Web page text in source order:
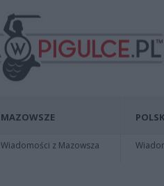
MAZOWSZE
Wiadomości z Mazowsza